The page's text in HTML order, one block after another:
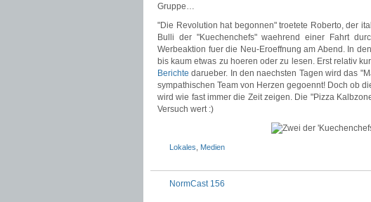
Gruppe…
"Die Revolution hat begonnen" troetete Roberto, der
Bulli der "Kuechenchefs" waehrend einer Fahrt
Werbeaktion fuer die Neu-Eroeffnung am Abend. In
bis kaum etwas zu hoeren oder zu lesen. Erst relativ
Berichte darueber. In den naechsten Tagen wird das
sympathischen Team von Herzen gegoennt! Doch ob
wird wie fast immer die Zeit zeigen. Die "Pizza
Versuch wert :)
Lokales Medien
NormCast 156